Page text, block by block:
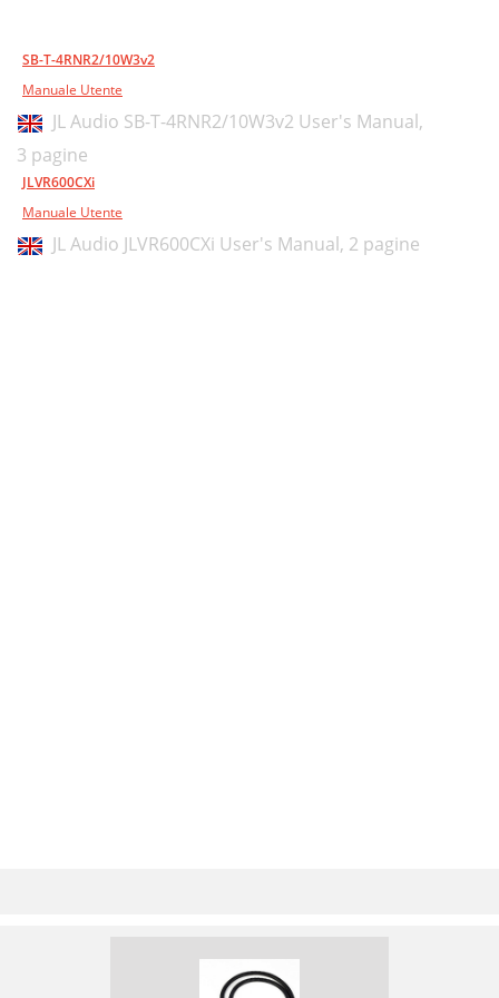
SB-T-4RNR2/10W3v2
Manuale Utente
JL Audio SB-T-4RNR2/10W3v2 User's Manual,
3 pagine
JLVR600CXi
Manuale Utente
JL Audio JLVR600CXi User's Manual, 2 pagine